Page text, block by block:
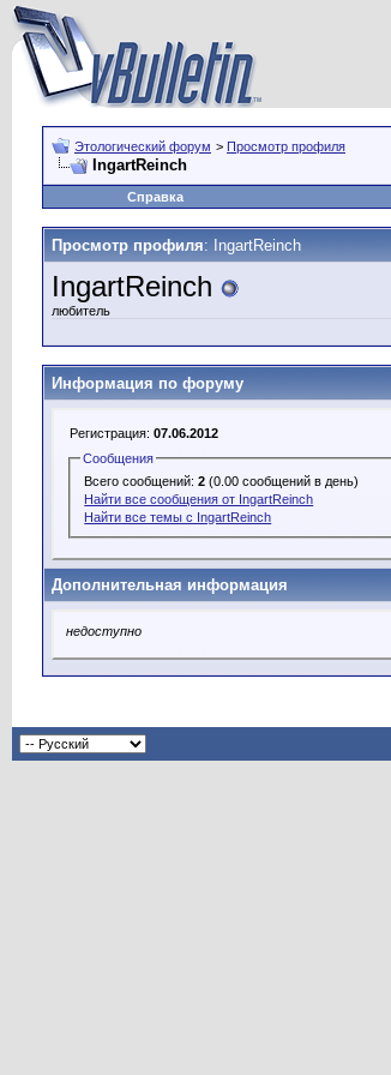
Этологический форум > Просмотр профиля
IngartReinch
Справка
Просмотр профиля: IngartReinch
IngartReinch
любитель
Информация по форуму
Регистрация: 07.06.2012
Сообщения
Всего сообщений:2 (0.00 сообщений в день)
Найти все сообщения от IngartReinch
Найти все темы с IngartReinch
Дополнительная информация
недоступно